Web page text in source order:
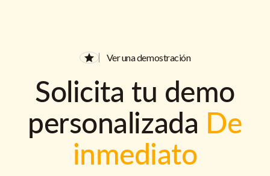
Ver una demostración
Solicita tu demo
personalizada De
inmediato